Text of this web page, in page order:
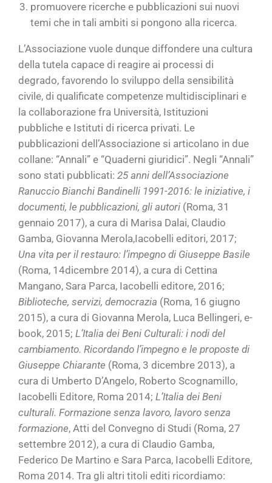
promuovere ricerche e pubblicazioni sui nuovi
temi che in tali ambiti si pongono alla ricerca.
L’Associazione vuole dunque diffondere una cultura
della tutela capace di reagire ai processi di
degrado, favorendo lo sviluppo della sensibilità
civile, di qualificate competenze multidisciplinari e
la collaborazione fra Università, Istituzioni
pubbliche e Istituti di ricerca privati. Le
pubblicazioni dell’Associazione si articolano in due
collane: “Annali” e “Quaderni giuridici”. Negli “Annali”
sono stati pubblicati: 25 anni dell’Associazione
Ranuccio Bianchi Bandinelli 1991-2016: le iniziative, i
documenti, le pubblicazioni, gli autori (Roma, 31
gennaio 2017), a cura di Marisa Dalai, Claudio
Gamba, Giovanna Merola,Iacobelli editori, 2017;
Una vita per il restauro: l’impegno di Giuseppe Basile
(Roma, 14dicembre 2014), a cura di Cettina
Mangano, Sara Parca, Iacobelli editore, 2016;
Biblioteche, servizi, democrazia (Roma, 16 giugno
2015), a cura di Giovanna Merola, Luca Bellingeri, e-
book, 2015; L’Italia dei Beni Culturali: i nodi del
cambiamento. Ricordando l’impegno e le proposte di
Giuseppe Chiarante (Roma, 3 dicembre 2013), a
cura di Umberto D’Angelo, Roberto Scognamillo,
Iacobelli Editore, Roma 2014; L’Italia dei Beni
culturali. Formazione senza lavoro, lavoro senza
formazione, Atti del Convegno di Studi (Roma, 27
settembre 2012), a cura di Claudio Gamba,
Federico De Martino e Sara Parca, Iacobelli Editore,
Roma 2014. Tra gli altri titoli editi ricordiamo: